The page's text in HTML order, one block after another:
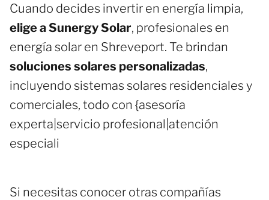
Cuando decides invertir en energía limpia,
elige a Sunergy Solar, profesionales en
energía solar en Shreveport. Te brindan
soluciones solares personalizadas,
incluyendo sistemas solares residenciales y
comerciales, todo con {asesoría
experta|servicio profesional|atención
especiali
Si necesitas conocer otras compañías